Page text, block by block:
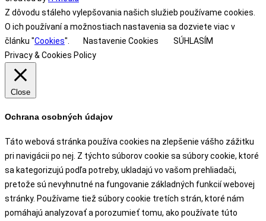
Z dôvodu stáleho vylepšovania našich služieb používame cookies.
O ich používaní a možnostiach nastavenia sa dozviete viac v
článku "Cookies". Nastavenie Cookies
SÚHLASÍM
Privacy & Cookies Policy
Close
Ochrana osobných údajov
Táto webová stránka používa cookies na zlepšenie vášho zážitku
pri navigácii po nej. Z týchto súborov cookie sa súbory cookie, ktoré
sa kategorizujú podľa potreby, ukladajú vo vašom prehliadači,
pretože sú nevyhnutné na fungovanie základných funkcií webovej
stránky. Používame tiež súbory cookie tretích strán, ktoré nám
pomáhajú analyzovať a porozumieť tomu, ako používate túto